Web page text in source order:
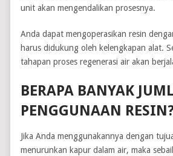
unit akan mengendalikan prosesnya.
Anda dapat mengoperasikan resin
harus didukung oleh kelengkapan alat.
tahapan proses regenerasi air akan
BERAPA BANYAK
PENGGUNAAN
Jika Anda menggunakannya dengan
menurunkan kapur dalam air, maka